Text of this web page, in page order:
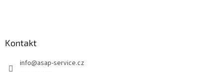
Kontakt
info@asap-service.cz